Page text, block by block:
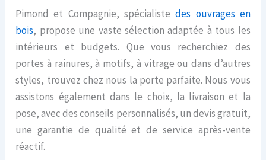
Pimond et Compagnie, spécialiste des ouvrages en
bois, propose une vaste sélection adaptée à tous les
intérieurs et budgets. Que vous recherchiez des
portes à rainures, à motifs, à vitrage ou dans d’autres
styles, trouvez chez nous la porte parfaite. Nous vous
assistons également dans le choix, la livraison et la
pose, avec des conseils personnalisés, un devis gratuit,
une garantie de qualité et de service après-vente
réactif.